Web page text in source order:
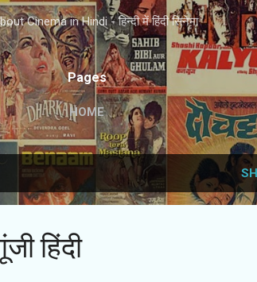
Cinema in Hindi - हिन्दी में हिंदी सिनेमा
Pages
HOME
हिंदी